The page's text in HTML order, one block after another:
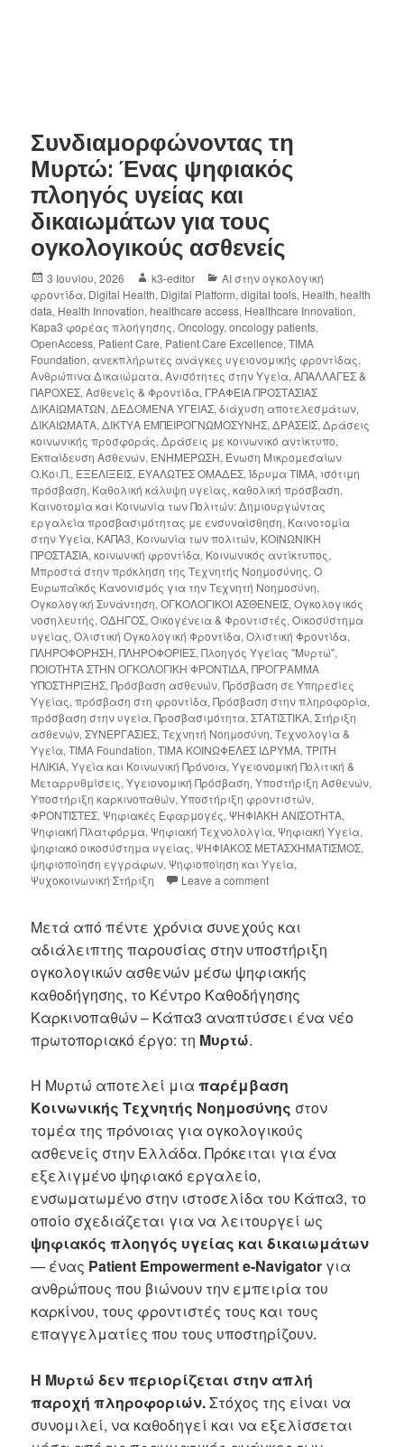
Συνδιαμορφώνοντας τη
Μυρτώ: Ένας ψηφιακός
πλοηγός υγείας και
δικαιωμάτων για τους
ογκολογικούς ασθενείς
3 Ιουνίου, 2026 k3-editor
AI στην ογκολογική
φροντίδα, Digital Health, Digital Platform,digital tools, Health,health
data, Health Innovation,healthcare access, Healthcare Innovation,
Kapa3 φορέας πλοήγησης,Oncology,oncology patients,
OpenAccess, Patient Care, Patient Care Excellence,TIMA
Foundation, ανεκπλήρωτες ανάγκες υγειονομικής φροντίδας,
Ανθρώπινα Δικαιώματα,Ανισότητες στην Υγεία,ΑΠΑΛΛΑΓΕΣ &
ΠΑΡΟΧΕΣ,Ασθενείς & Φροντίδα, ΓΡΑΦΕΙΑ ΠΡΟΣΤΑΣΙΑΣ
ΔΙΚΑΙΩΜΑΤΩΝ,ΔΕΔΟΜΕΝΑ ΥΓΕΙΑΣ,διάχυση αποτελεσμάτων,
ΔΙΚΑΙΩΜΑΤΑ,ΔΙΚΤΥΑ ΕΜΠΕΙΡΟΓΝΩΜΟΣΥΝΗΣ,ΔΡΑΣΕΙΣ,Δράσεις
κοινωνικής προσφοράς,Δράσεις με κοινωνικό αντίκτυπο,
Εκπαίδευση Ασθενών, ΕΝΗΜΕΡΩΣΗ, Ένωση Μικρομεσαίων
Ο.Κοι.Π., ΕΞΕΛΙΞΕΙΣ, ΕΥΑΛΩΤΕΣ ΟΜΑΔΕΣ,Ίδρυμα ΤΙΜΑ, ισότιμη
πρόσβαση, Καθολική κάλυψη υγείας,καθολική πρόσβαση,
Καινοτομία και Κοινωνία των Πολιτών: Δημιουργώντας
εργαλεία προσβασιμότητας με ενσυναίσθηση, Καινοτομία
στην Υγεία, ΚΑΠΑ3, Κοινωνία των πολιτών, ΚΟΙΝΩΝΙΚΗ
ΠΡΟΣΤΑΣΙΑ,κοινωνική φροντίδα, Κοινωνικός αντίκτυπος,
Μπροστά στην πρόκληση της Τεχνητής Νοημοσύνης,Ο
Ευρωπαϊκός Κανονισμός για την Τεχνητή Νοημοσύνη,
Ογκολογική Συνάντηση,ΟΓΚΟΛΟΓΙΚΟΙ ΑΣΘΕΝΕΙΣ,Ογκολογικός
νοσηλευτής,ΟΔΗΓΟΣ,Οικογένεια & Φροντιστές,Οικοσύστημα
υγείας,Ολιστική Ογκολογική Φροντίδα,Ολιστική Φροντίδα,
ΠΛΗΡΟΦΟΡΗΣΗ,ΠΛΗΡΟΦΟΡΙΕΣ,Πλοηγός Υγείας "Μυρτώ",
ΠΟΙΟΤΗΤΑ ΣΤΗΝ ΟΓΚΟΛΟΓΙΚΗ ΦΡΟΝΤΙΔΑ,ΠΡΟΓΡΑΜΜΑ
ΥΠΟΣΤΗΡΙΞΗΣ,Πρόσβαση ασθενών,Πρόσβαση σε Υπηρεσίες
Υγείας,πρόσβαση στη φροντίδα,Πρόσβαση στην πληροφορία,
πρόσβαση στην υγεία,Προσβασιμότητα,ΣΤΑΤΙΣΤΙΚΑ,Στήριξη
ασθενών,ΣΥΝΕΡΓΑΣΙΕΣ,Τεχνητή Νοημοσύνη,Τεχνολογία &
Υγεία,ΤΙΜΑ Foundation,ΤΙΜΑ ΚΟΙΝΩΦΕΛΕΣ ΙΔΡΥΜΑ,ΤΡΙΤΗ
ΗΛΙΚΙΑ,Υγεία και Κοινωνική Πρόνοια,Υγειονομική Πολιτική &
Μεταρρυθμίσεις,Υγειονομική Πρόσβαση,Υποστήριξη Ασθενών,
Υποστήριξη καρκινοπαθών,Υποστήριξη φροντιστών,
ΦΡΟΝΤΙΣΤΕΣ,Ψηφιακές Εφαρμογές,ΨΗΦΙΑΚΗ ΑΝΙΣΟΤΗΤΑ,
Ψηφιακή Πλατφόρμα,Ψηφιακή Τεχνολολγία,Ψηφιακή Υγεία,
ψηφιακό οικοσύστημα υγείας,ΨΗΦΙΑΚΟΣ ΜΕΤΑΣΧΗΜΑΤΙΣΜΟΣ,
ψηφιοποίηση εγγράφων,Ψηφιοποίηση και Υγεία,
Ψυχοκοινωνική Στήριξη
Leave a comment
Μετά από πέντε χρόνια συνεχούς και
αδιάλειπτης παρουσίας στην υποστήριξη
ογκολογικών ασθενών μέσω ψηφιακής
καθοδήγησης, το Κέντρο Καθοδήγησης
Καρκινοπαθών – Κάπα3 αναπτύσσει ένα νέο
πρωτοποριακό έργο: τη Μυρτώ.
Η Μυρτώ αποτελεί μιαπαρέμβαση
Κοινωνικής Τεχνητής Νοημοσύνης στον
τομέα της πρόνοιας για ογκολογικούς
ασθενείς στην Ελλάδα. Πρόκειται για ένα
εξελιγμένο ψηφιακό εργαλείο,
ενσωματωμένο στην ιστοσελίδα του Κάπα3, το
οποίο σχεδιάζεται για να λειτουργεί ως
ψηφιακός πλοηγός υγείας και δικαιωμάτων
— ένας Patient Empowerment e-Navigator για
ανθρώπους που βιώνουν την εμπειρία του
καρκίνου, τους φροντιστές τους και τους
επαγγελματίες που τους υποστηρίζουν.
Η Μυρτώ δεν περιορίζεται στην απλή
παροχή πληροφοριών.Στόχος της είναι να
συνομιλεί, να καθοδηγεί και να εξελίσσεται